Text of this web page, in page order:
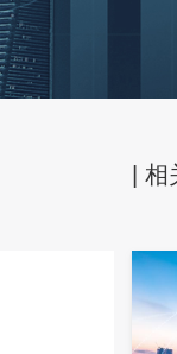
|